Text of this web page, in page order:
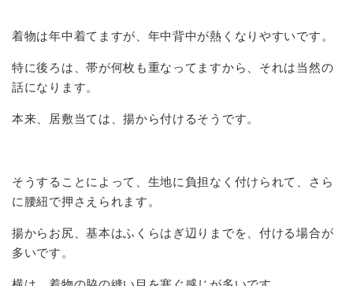
着物は年中着てますが、年中背中が熱くなりやすいです。
特に後ろは、帯が何枚も重なってますから、それは当然の
話になります。
本来、居敷当ては、揚から付けるそうです。
そうすることによって、生地に負担なく付けられて、さら
に腰紐で押さえられます。
揚からお尻、基本はふくらはぎ辺りまでを、付ける場合が
多いです。